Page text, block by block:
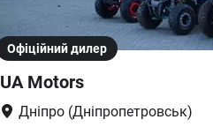
Офіційний дилер
UA Motors
Дніпро (Дніпропетровськ)